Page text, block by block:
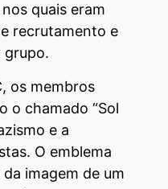
quais eram
recrutamento e
grupo.
os membros
o chamado “Sol
e a
O emblema
imagem de um